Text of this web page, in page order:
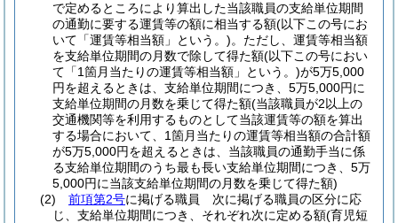
で定めるところにより算出した当該職員の支給単位期間
の通勤に要する運賃等の額に相当する額(以下この号にお
いて「運賃等相当額」という。)。 ただし、運賃等相当額
を支給単位期間の月数で除して得た額(以下この号におい
て「1箇月当たりの運賃等相当額」という。)が5万5,000
円を超えるときは、支給単位期間につき、5万5,000円に
支給単位期間の月数を乗じて得た額(当該職員が2以上の
交通機関等を利用するものとして当該運賃等の額を算出
する場合において、1箇月当たりの運賃等相当額の合計額
が5万5,000円を超えるときは、当該職員の通勤手当に係
る支給単位期間のうち最も長い支給単位期間につき、5万
5,000円に当該支給単位期間の月数を乗じて得た額)
(2)
前項第2号に掲げる職員 次に掲げる職員の区分に応
じ、支給単位期間につき、それぞれ次に定める額(育児短